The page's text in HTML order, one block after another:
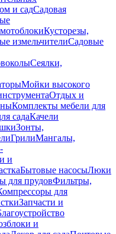
и садСадовая
Кусторезы,
измельчителиСадовые
Сеялки,
Мойки высокого
Отдых и
Комплекты мебели для
садаКачели
Зонты,
ГрилиМангалы,
и
Бытовые насосыЛюки
для прудовФильтры,
для
Запчасти и
и